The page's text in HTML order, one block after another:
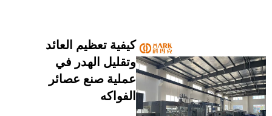
كيفية تعظيم العائد
وتقليل الهدر في
عملية صنع عصائر
الفواكه